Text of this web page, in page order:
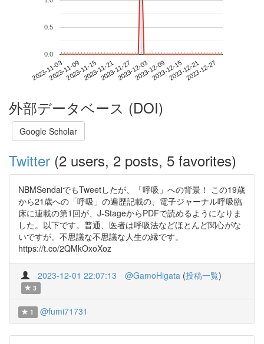
2023-11-032023-11-092023-11-152023-11-212023-11-272023-12-032023-12-092023-12-152023-12-212023-12-27
0.0
0.5
外部データベース (DOI)
Google Scholar
Twitter (2 users, 2 posts, 5 favorites)
NBMSendaiでもTweetしたが、「呼吸」への背景！ この19歳
から21歳への「呼吸」の遍歴記載の、電子ジャーナル呼吸臨
床に連載の第1回が、J-StageからPDFで読めるようになりま
した。以下です。普通、医者は呼吸法などほとんど関心がな
いですが。不思議な不思議な人生の縁です。
https://t.co/2QMkOxoXoz
2023-12-01 22:07:13 @GamoHigata (投稿一覧)
3
1 @fumi71731